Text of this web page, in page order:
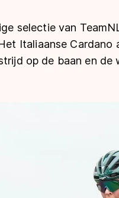
selectie van
Italiaanse
op de baan en de